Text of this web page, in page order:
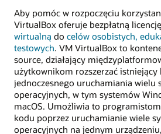
Aby pomóc w rozpoczęciu
VirtualBox oferuje bezpłatną
wirtualną do celów osobistych,
testowych. VM VirtualBox to
source, działający
użytkownikom rozszerzać
jednoczesnego uruchamiania wielu
operacyjnych, w tym systemów
macOS. Umożliwia to
kodu poprzez uruchamianie wiele
operacyjnych na jednym